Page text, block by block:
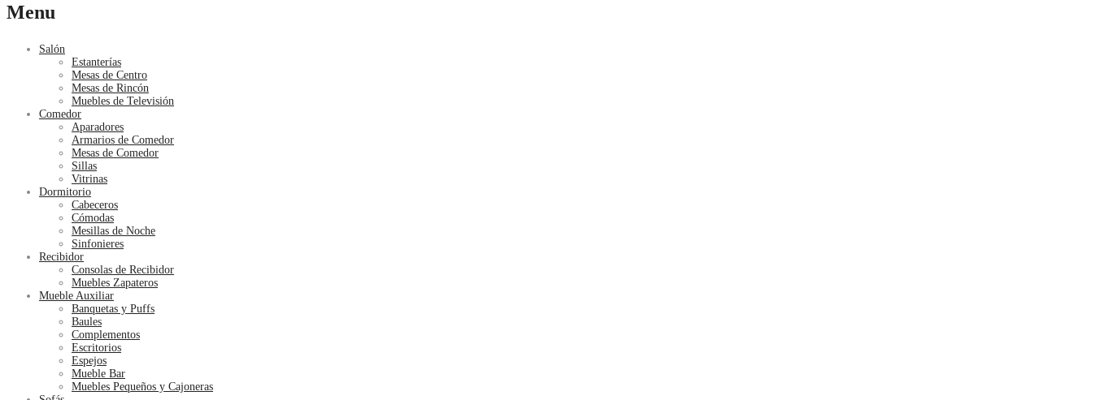
Menu
Salón
Estanterías
Mesas de Centro
Mesas de Rincón
Muebles de Televisión
Comedor
Aparadores
Armarios de Comedor
Mesas de Comedor
Sillas
Vitrinas
Dormitorio
Cabeceros
Cómodas
Mesillas de Noche
Sinfonieres
Recibidor
Consolas de Recibidor
Muebles Zapateros
Mueble Auxiliar
Banquetas y Puffs
Baules
Complementos
Escritorios
Espejos
Mueble Bar
Muebles Pequeños y Cajoneras